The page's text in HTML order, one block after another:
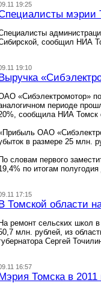
19:25
мэрии
сообщил НИА
19:10
«Сибэлектромотор»
периоде
сообщила НИА Томск
ОАО
в размере 25 млн.
По словам первого
по итогам
17:15
Томской области
На ремонт сельских школ
млн. рублей, из
Сергей
16:57
Томска в 2011